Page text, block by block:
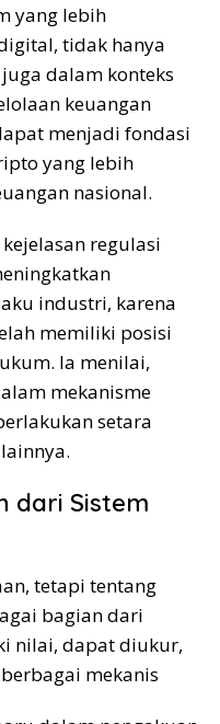
yang lebih
tidak hanya
dalam konteks
keuangan
menjadi fondasi
yang lebih
nasional.
regulasi
industri, karena
memiliki posisi
Ia menilai,
mekanisme
setara
dari Sistem
tetapi tentang
bagian dari
nilai, dapat diukur,
mekanis